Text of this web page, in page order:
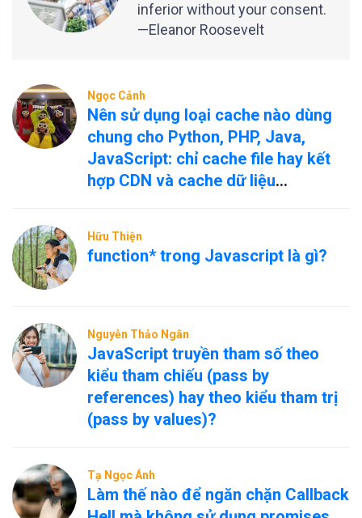
inferior without your consent.
—Eleanor Roosevelt
Ngọc Cảnh
Nên sử dụng loại cache nào dùng
chung cho Python, PHP, Java,
JavaScript: chỉ cache file hay kết
hợp CDN và cache dữ liệu
Hữu Thiện
function* trong Javascript là gì?
Nguyễn Thảo Ngân
JavaScript truyền tham số theo
kiểu tham chiếu (pass by
references) hay theo kiểu tham trị
(pass by values)?
Tạ Ngọc Ánh
Làm thế nào để ngăn chặn Callback